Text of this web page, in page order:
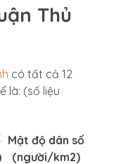
Thủ
có tất cả 12
là: (số liệu
Mật độ dân số
(người/km2)